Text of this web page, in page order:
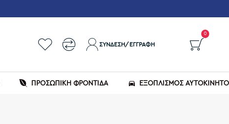
ΣΎΝΔΕΣΗ/ΕΓΓΡΑΦΉ
0
ΠΡΟΣΩΠΙΚΗ ΦΡΟΝΤΙΔΑ ΕΞΟΠΛΙΣΜΌΣ